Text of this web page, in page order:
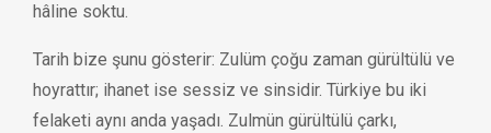
hâline soktu.
Tarih bize şunu gösterir: Zulüm çoğu zaman gürültülü ve
hoyrattır; ihanet ise sessiz ve sinsidir. Türkiye bu iki
felaketi aynı anda yaşadı. Zulmün gürültülü çarkı,